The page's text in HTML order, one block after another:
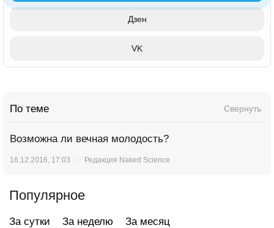
Дзен
VK
По теме Свернуть
Возможна ли вечная молодость?
16.12.2016, 17:03 Редакция Naked Science
Популярное
За сутки За неделю За месяц